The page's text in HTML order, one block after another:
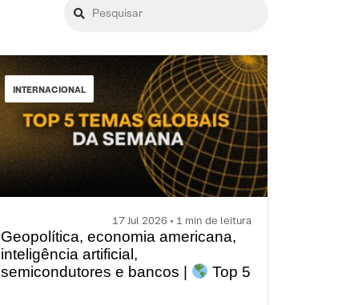
INTERNACIONAL
17 Jul 2026 • 1 min de leitura
Geopolítica, economia americana,
inteligência artificial,
semicondutores e bancos |
Top 5